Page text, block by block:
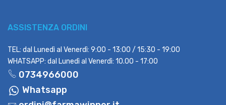
ASSISTENZA ORDINI
TEL: dal Lunedì al Venerdì: 9:00 - 13:00 / 15:30 - 19:00
WHATSAPP: dal Lunedì al Venerdì: 10.00 - 17:00
0734966000
Whatsapp